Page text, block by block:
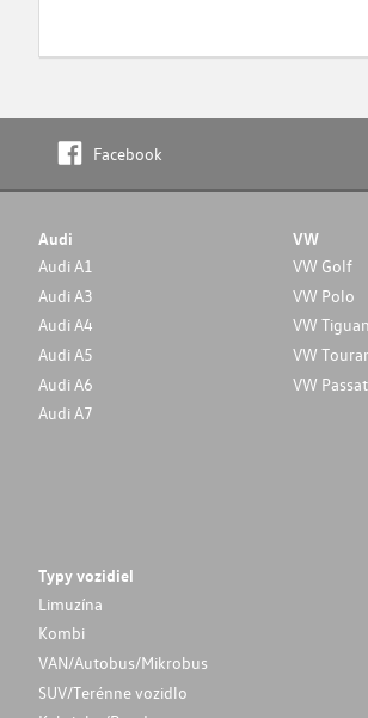
Facebook
Audi
Audi A1
Audi A3
Audi A4
Audi A5
Audi A6
Audi A7
VW
VW Golf
VW Polo
VW Tiguan
VW
VW Passat
Typy vozidiel
Limuzína
Kombi
VAN/Autobus/Mikrobus
SUV/Terénne vozidlo